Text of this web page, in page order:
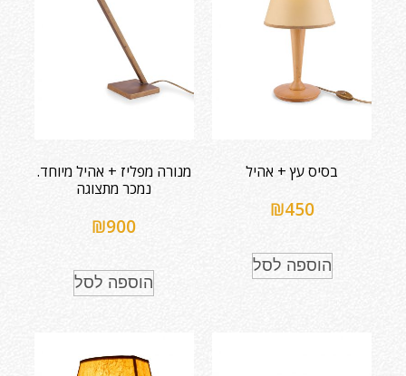
בסיס עץ + אהיל
₪450
הוספה לסל
מנורה מפליז + אהיל מיוחד.
נמכר מתצוגה
₪900
הוספה לסל